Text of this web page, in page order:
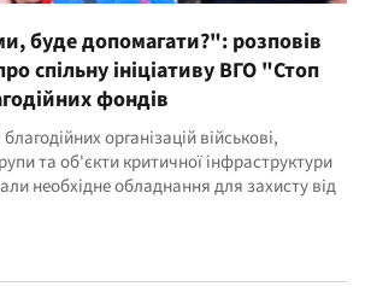
буде допомагати?": розповів
спільну ініціативу ВГО "Стоп
фондів
організацій військові,
та об'єкти критичної інфраструктури
необхідне обладнання для захисту від